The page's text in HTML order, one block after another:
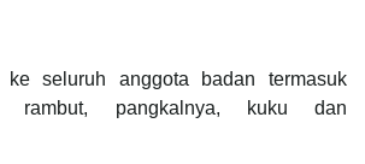
seluruh anggota badan termasuk
rambut, pangkalnya, kuku dan